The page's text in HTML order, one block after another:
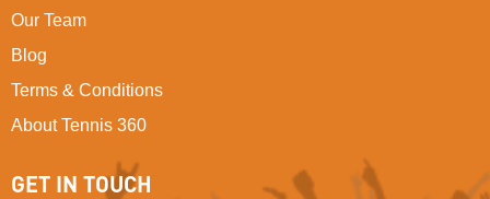
Our Team
Blog
Terms & Conditions
About Tennis 360
GET IN TOUCH